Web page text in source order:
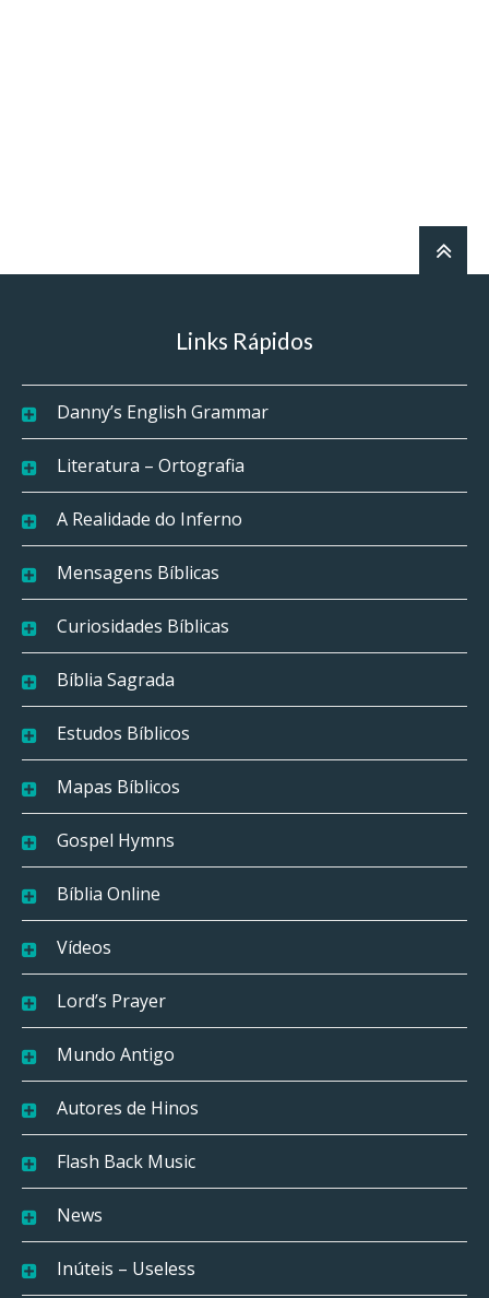
Links Rápidos
Danny’s English Grammar
Literatura – Ortografia
A Realidade do Inferno
Mensagens Bíblicas
Curiosidades Bíblicas
Bíblia Sagrada
Estudos Bíblicos
Mapas Bíblicos
Gospel Hymns
Bíblia Online
Vídeos
Lord’s Prayer
Mundo Antigo
Autores de Hinos
Flash Back Music
News
Inúteis – Useless